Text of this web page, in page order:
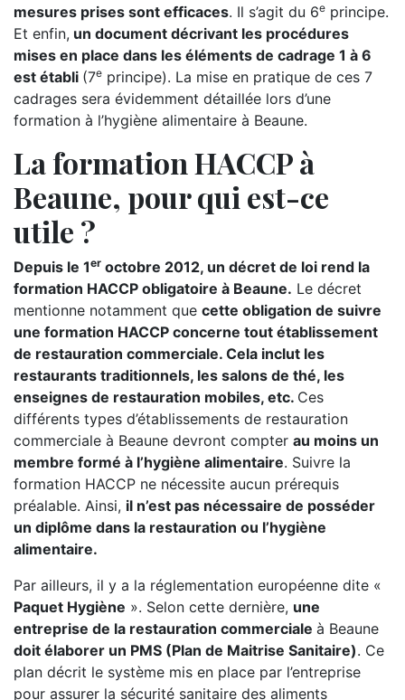
mesures prises sont efficaces. Il s’agit du 6e principe.
Et enfin, un document décrivant les procédures
mises en place dans les éléments de cadrage 1 à 6
est établi (7e principe). La mise en pratique de ces 7
cadrages sera évidemment détaillée lors d’une
formation à l’hygiène alimentaire à Beaune.
La formation HACCP à
Beaune, pour qui est-ce
utile ?
Depuis le 1er octobre 2012, un décret de loi rend la
formation HACCP obligatoire à Beaune. Le décret
mentionne notamment que cette obligation de suivre
une formation HACCP concerne tout établissement
de restauration commerciale. Cela inclut les
restaurants traditionnels, les salons de thé, les
enseignes de restauration mobiles, etc. Ces
différents types d’établissements de restauration
commerciale à Beaune devront compter au moins un
membre formé à l’hygiène alimentaire. Suivre la
formation HACCP ne nécessite aucun prérequis
préalable. Ainsi, il n’est pas nécessaire de posséder
un diplôme dans la restauration ou l’hygiène
alimentaire.
Par ailleurs, il y a la réglementation européenne dite «
Paquet Hygiène ». Selon cette dernière, une
entreprise de la restauration commerciale à Beaune
doit élaborer un PMS (Plan de Maitrise Sanitaire). Ce
plan décrit le système mis en place par l’entreprise
pour assurer la sécurité sanitaire des aliments